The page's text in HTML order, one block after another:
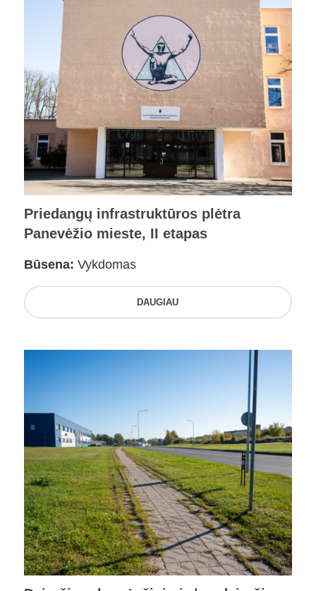
Priedangų infrastruktūros plėtra
Panevėžio mieste, II etapas
Būsena: Vykdomas
DAUGIAU